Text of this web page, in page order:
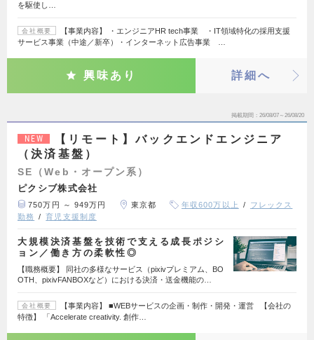
を駆使し…
会社概要
【事業内容】 ・エンジニアHR tech事業 ・IT領域特化の採用支援
サービス事業（中途／新卒）・インターネット広告事業 …
興味あり 詳細へ
掲載期間 26/08/07～26/08/20
NEW
【リモート】バックエンドエンジニア
（決済基盤）
SE（Web・オープン系）
ピクシブ株式会社
750万円 ～ 949万円 東京都 年収600万以上
フレックス
勤務
育児支援制度
大規模決済基盤を技術で支える成長ポジシ
ョン／働き方の柔軟性◎
【職務概要】 同社の多様なサービス（pixivプレミアム、BO
OTH、pixivFANBOXなど）における決済・送金機能の…
会社概要
【事業内容】 ■WEBサービスの企画・制作・開発・運営 【会社の
特徴】 「Accelerate creativity. 創作…